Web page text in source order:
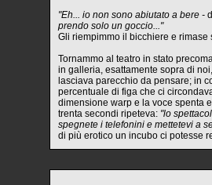
"Eh... io non sono abiutato a bere -
prendo solo un goccio..."
Gli riempimmo il bicchiere e rimase
Tornammo al teatro in stato
in galleria, esattamente sopra di
lasciava parecchio da pensare; in
percentuale di figa che ci
dimensione warp e la voce spenta
trenta secondi ripeteva: "lo
spegnete i telefonini e mettetevi a
di più erotico un incubo ci potesse